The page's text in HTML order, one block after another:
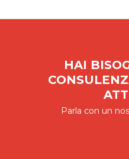
HAI
Parla con un